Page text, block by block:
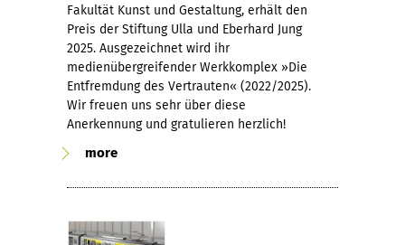
Fakultät Kunst und Gestaltung, erhält den
Preis der Stiftung Ulla und Eberhard Jung
2025. Ausgezeichnet wird ihr
medienübergreifender Werkkomplex »Die
Entfremdung des Vertrauten« (2022/2025).
Wir freuen uns sehr über diese
Anerkennung und gratulieren herzlich!
more